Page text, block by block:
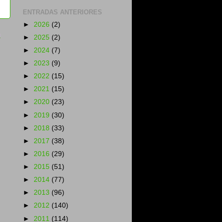
ENTRADAS ANTERIORES
► 2026 (2)
► 2025 (2)
► 2024 (7)
► 2023 (9)
► 2022 (15)
► 2021 (15)
► 2020 (23)
► 2019 (30)
► 2018 (33)
► 2017 (38)
► 2016 (29)
► 2015 (51)
► 2014 (77)
► 2013 (96)
► 2012 (140)
► 2011 (114)